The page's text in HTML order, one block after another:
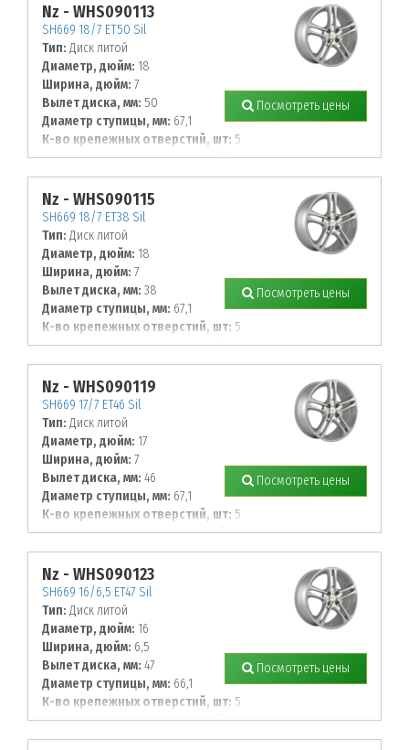
Nz - WHS090113
SH669 18/7 ET50 Sil
Тип: Диск литой
Диаметр, дюйм: 18
Ширина, дюйм: 7
Вылет диска, мм: 50
Диаметр ступицы, мм: 67,1
К-во крепежных отверстий, шт: 5
Диаметр располож. отверстий, мм:
114,3
Посмотреть цены
Nz - WHS090115
SH669 18/7 ET38 Sil
Тип: Диск литой
Диаметр, дюйм: 18
Ширина, дюйм: 7
Вылет диска, мм: 38
Диаметр ступицы, мм: 67,1
К-во крепежных отверстий, шт: 5
Диаметр располож. отверстий, мм:
114,3
Посмотреть цены
Nz - WHS090119
SH669 17/7 ET46 Sil
Тип: Диск литой
Диаметр, дюйм: 17
Ширина, дюйм: 7
Вылет диска, мм: 46
Диаметр ступицы, мм: 67,1
К-во крепежных отверстий, шт: 5
Диаметр располож. отверстий, мм:
114,3
Посмотреть цены
Nz - WHS090123
SH669 16/6,5 ET47 Sil
Тип: Диск литой
Диаметр, дюйм: 16
Ширина, дюйм: 6,5
Вылет диска, мм: 47
Диаметр ступицы, мм: 66,1
К-во крепежных отверстий, шт: 5
Диаметр располож. отверстий, мм:
114,3
Посмотреть цены